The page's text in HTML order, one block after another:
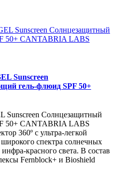
Sunscreen
гель-флюид SPF 50+
Sunscreen Солнцезащитный
50+ CANTABRIA LABS
360º с ультра-легкой
спектра солнечных
красного света. В состав
Fernblock+ и Bioshield